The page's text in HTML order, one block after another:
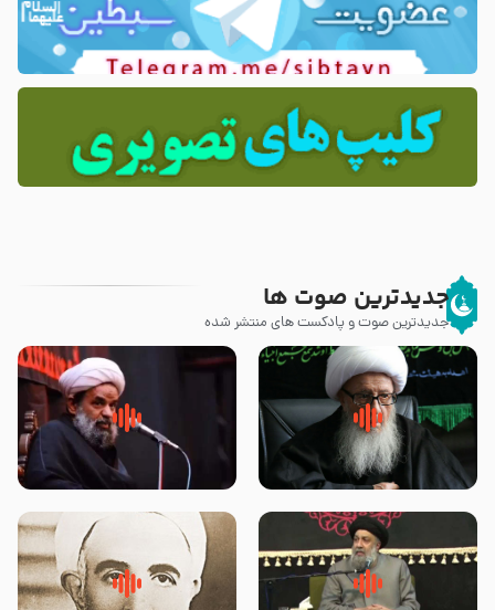
جدیدترین صوت ها
جدیدترین صوت و پادکست های منتشر شده
زوّار اربعین امام حسین (علیه
السلام) با این اشتیاق به زیارت
روضه جانسوز پاره های جگر امام
حسن مجتبی علیه السلام-حجت